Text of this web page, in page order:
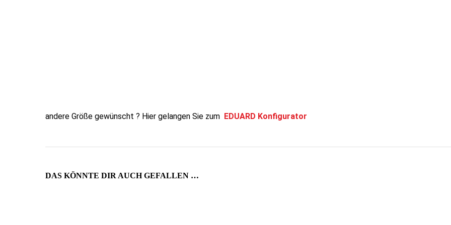
andere Größe gewünscht ? Hier gelangen Sie zum EDUARD Konfigurator
DAS KÖNNTE DIR AUCH GEFALLEN …